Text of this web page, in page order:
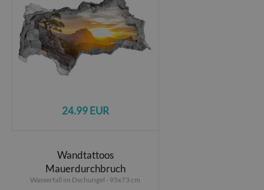
24.99 EUR
Wandtattoos
Mauerdurchbruch
Wasserfall im Dschungel - 95x73 cm